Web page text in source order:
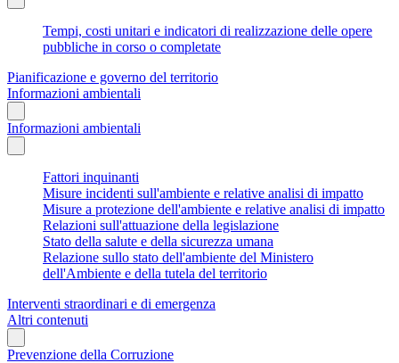
Tempi, costi unitari e indicatori di realizzazione delle opere
pubbliche in corso o completate
Pianificazione e governo del territorio
Informazioni ambientali
Informazioni ambientali
Fattori inquinanti
Misure incidenti sull'ambiente e relative analisi di impatto
Misure a protezione dell'ambiente e relative analisi di impatto
Relazioni sull'attuazione della legislazione
Stato della salute e della sicurezza umana
Relazione sullo stato dell'ambiente del Ministero
dell'Ambiente e della tutela del territorio
Interventi straordinari e di emergenza
Altri contenuti
Prevenzione della Corruzione